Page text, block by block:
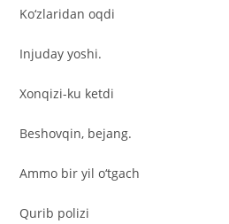
Ko‘zlaridan oqdi
Injuday yoshi.
Xonqizi-ku ketdi
Beshovqin, bejang.
Ammo bir yil o‘tgach
Qurib polizi